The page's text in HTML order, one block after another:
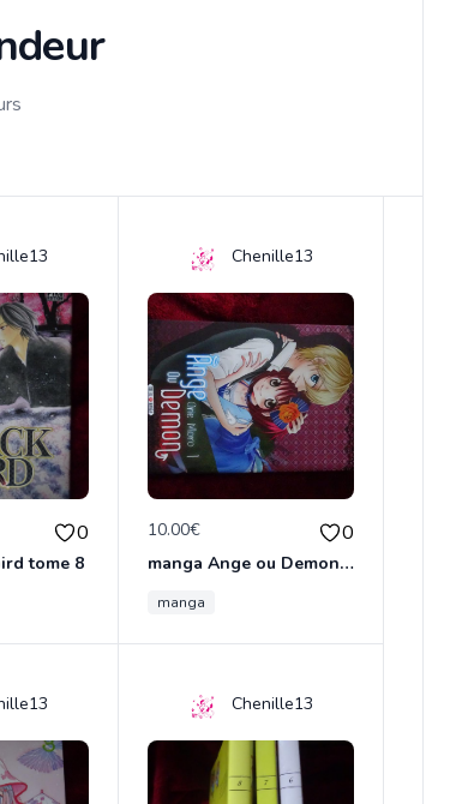
0
tome 8
Chenille13
10.00€ 0
manga Ange ou Demon tome 1
manga
Chenille13